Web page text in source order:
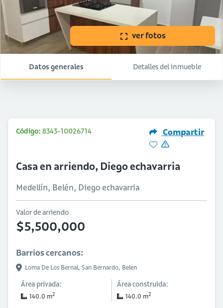
ver fotos
Datos generales Detalles del inmueble
Código: 8343-10026714 Compartir
Casa en arriendo, Diego echavarria
Medellín, Belén, Diego echavarria
Valor de arriendo
$5,500,000
Barrios cercanos:
Loma De Los Bernal, San Bernardo, Belen
Área privada:
140.0 m2
Área construida:
140.0 m2